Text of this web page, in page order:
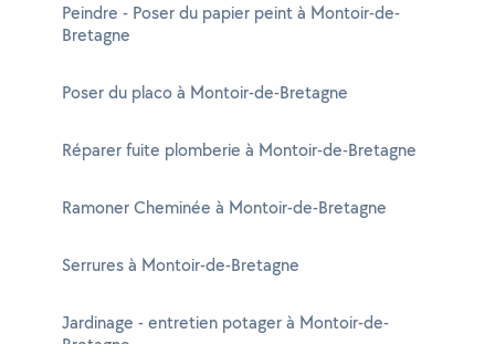
Peindre - Poser du papier peint à Montoir-de-
Bretagne
Poser du placo à Montoir-de-Bretagne
Réparer fuite plomberie à Montoir-de-Bretagne
Ramoner Cheminée à Montoir-de-Bretagne
Serrures à Montoir-de-Bretagne
Jardinage - entretien potager à Montoir-de-